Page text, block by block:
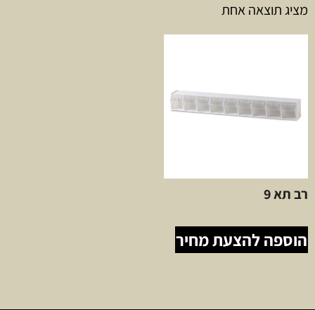
מציג תוצאה אחת
רב תא 9
הוספה להצעת מחיר